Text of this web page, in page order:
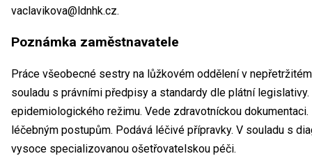
vaclavikova@ldnhk.cz.
Poznámka zaměstnavatele
Práce všeobecné sestry na lůžkovém oddělení v
souladu s právními předpisy a standardy dle plátní
epidemiologického režimu. Vede zdravotníckou
léčebným postupům. Podává léčivé přípravky. V souladu s
vysoce specializovanou ošetřovatelskou péči.